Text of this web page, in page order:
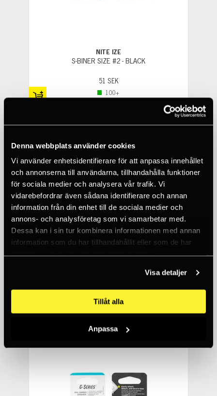
Denna webbplats använder cookies
Vi använder enhetsidentifierare för att anpassa innehållet
och annonserna till användarna, tillhandahålla funktioner
för sociala medier och analysera vår trafik. Vi
vidarebefordrar även sådana identifierare och annan
information från din enhet till de sociala medier och
annons- och analysföretag som vi samarbetar med.
Dessa kan i sin tur kombinera informationen med annan
information som du har tillhandahållit eller som de har
samlat in när du har använt deras tjänster.
Visa detaljer
Tillåt alla
Anpassa
NITE IZE
S-BINER SIZE #2 - BLACK
51 SEK
100+
PACK - BLACK